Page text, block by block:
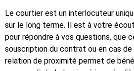
Le courtier est un interlocuteur
sur le long terme. Il est à votre
pour répondre à vos questions, que
souscription du contrat ou en cas
relation de proximité permet de